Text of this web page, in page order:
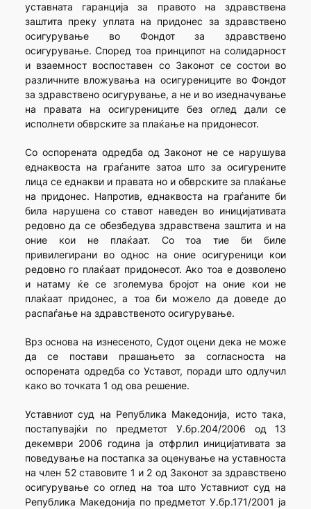
уставната гаранција за правото на здравствена
заштита преку уплата на придонес за здравствено
осигурување во Фондот за здравствено
осигурување. Според тоа принципот на солидарност
и взаемност воспоставен со Законот се состои во
различните вложувања на осигурениците во Фондот
за здравствено осигурување, а не и во изедначување
на правата на осигурениците без оглед дали се
исполнети обврските за плаќање на придонесот.
Со оспорената одредба од Законот не се нарушува
еднаквоста на граѓаните затоа што за осигурените
лица се еднакви и правата но и обврските за плаќање
на придонес. Напротив, еднаквоста на граѓаните би
била нарушена со ставот наведен во иницијативата
редовно да се обезбедува здравствена заштита и на
оние кои не плаќаат. Со тоа тие би биле
привилегирани во однос на оние осигуреници кои
редовно го плаќаат придонесот. Ако тоа е дозволено
и натаму ќе се зголемува бројот на оние кои не
плаќаат придонес, а тоа би можело да доведе до
распаѓање на здравственото осигурување.
Врз основа на изнесеното, Судот оцени дека не може
да се постави прашањето за согласноста на
оспорената одредба со Уставот, поради што одлучил
како во точката 1 од ова решение.
Уставниот суд на Република Македонија, исто така,
постапувајќи по предметот У.бр.204/2006 од 13
декември 2006 година ја отфрлил иницијативата за
поведување на постапка за оценување на уставноста
на член 52 ставовите 1 и 2 од Законот за здравствено
осигурување со оглед на тоа што Уставниот суд на
Република Македонија по предметот У.бр.171/2001 ја